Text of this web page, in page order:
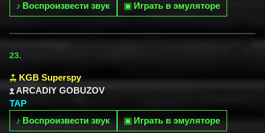
♪ Воспроизвести звук ▣ Играть в эмуляторе
23.
KGB Superspy
ARCADIY GOBUZOV
TAP
♪ Воспроизвести звук ▣ Играть в эмуляторе